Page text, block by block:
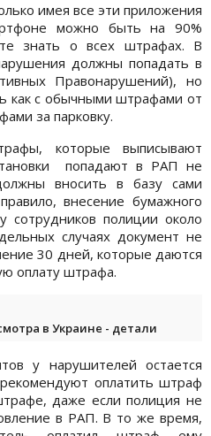
имея все эти приложения
можно быть на 90%
знать о всех штрафах. В
должны попадать в
Правонарушений), но
как с обычными штрафами от
за парковку.
которые выписывают
попадают в РАП не
вносить в базу сами
внесение бумажного
полиции около
случаях документ не
30 дней, которые даются
оплату штрафа.
в Украине - детали
у нарушителей остается
оплатить штраф
даже если полиция не
в РАП. В то же время,